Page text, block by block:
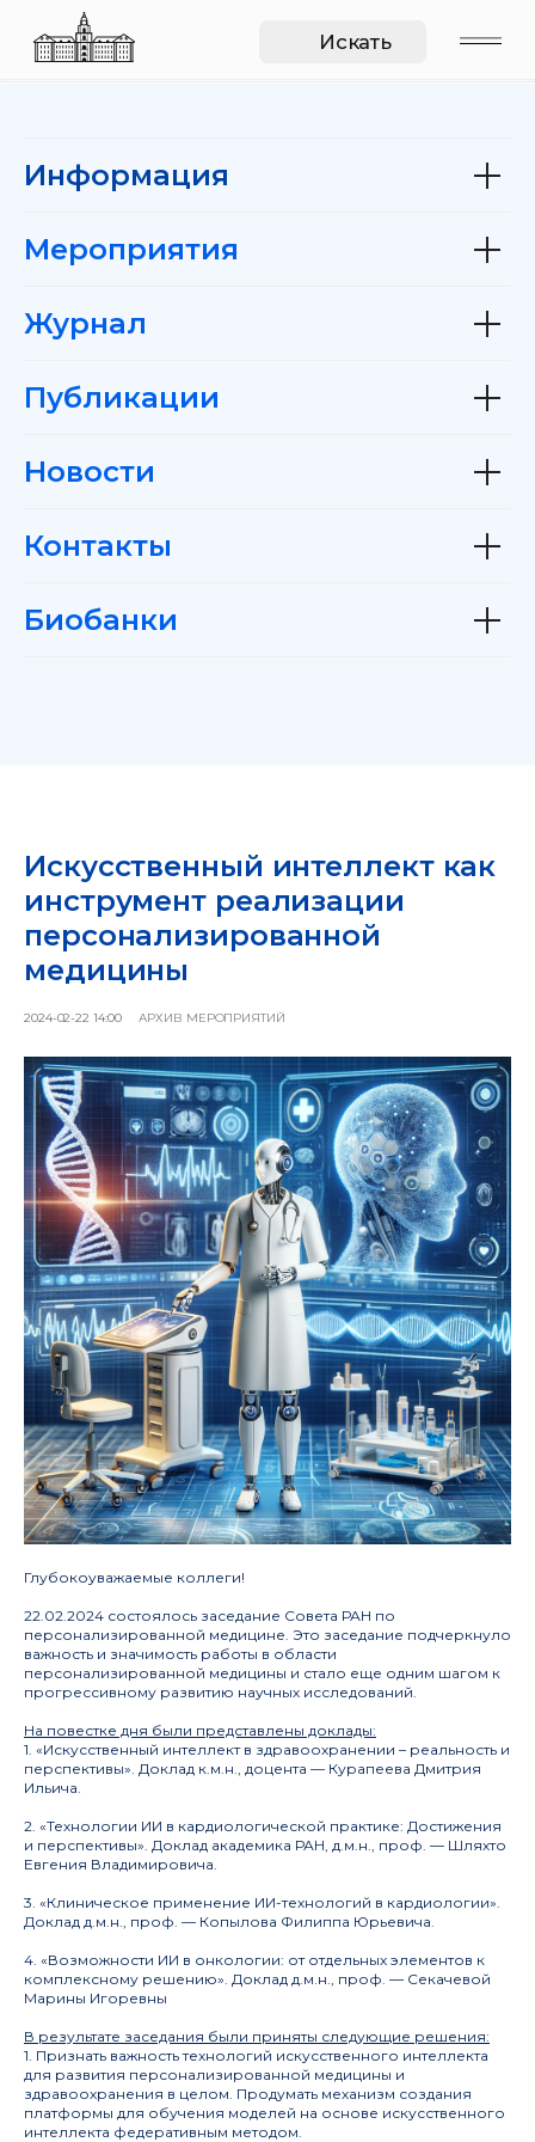
Информация
Мероприятия
Журнал
Публикации
Новости
Контакты
Биобанки
Искусственный интеллект как
инструмент реализации
персонализированной
медицины
2024-02-22 14:00 АРХИВ МЕРОПРИЯТИЙ
Глубокоуважаемые коллеги!
22.02.2024 состоялось заседание Совета РАН по
персонализированной медицине. Это заседание подчеркнуло
важность и значимость работы в области
персонализированной медицины и стало еще одним шагом к
прогрессивному развитию научных исследований.
На повестке дня были представлены доклады:
1. «Искусственный интеллект в здравоохранении – реальность и
перспективы». Доклад к.м.н., доцента — Курапеева Дмитрия
Ильича.
2. «Технологии ИИ в кардиологической практике: Достижения
и перспективы». Доклад академика РАН, д.м.н., проф. — Шляхто
Евгения Владимировича.
3. «Клиническое применение ИИ-технологий в кардиологии».
Доклад д.м.н., проф. — Копылова Филиппа Юрьевича.
4. «Возможности ИИ в онкологии: от отдельных элементов к
комплексному решению». Доклад д.м.н., проф. — Секачевой
Марины Игоревны
В результате заседания были приняты следующие решения:
1. Признать важность технологий искусственного интеллекта
для развития персонализированной медицины и
здравоохранения в целом. Продумать механизм создания
платформы для обучения моделей на основе искусственного
интеллекта федеративным методом.